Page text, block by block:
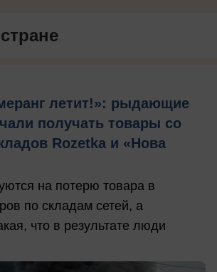
летит!»: рыдающие
получать товары со
Rozetka и «Нова
на потерю товара в
по складам сетей, а
что в результате люди